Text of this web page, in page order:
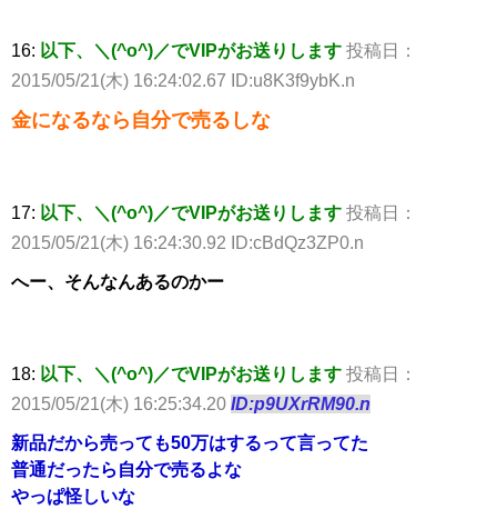
16: 以下、＼(^o^)／でVIPがお送りします 投稿日：
2015/05/21(木) 16:24:02.67 ID:u8K3f9ybK.n
金になるなら自分で売るしな
17: 以下、＼(^o^)／でVIPがお送りします 投稿日：
2015/05/21(木) 16:24:30.92 ID:cBdQz3ZP0.n
へー、そんなんあるのかー
18: 以下、＼(^o^)／でVIPがお送りします 投稿日：
2015/05/21(木) 16:25:34.20 ID:p9UXrRM90.n
新品だから売っても50万はするって言ってた
普通だったら自分で売るよな
やっぱ怪しいな